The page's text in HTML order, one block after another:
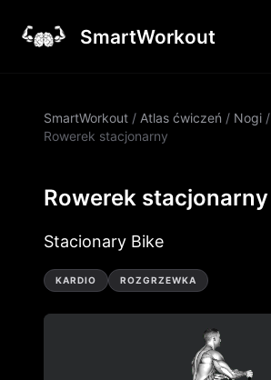
SmartWorkout
SmartWorkout / Atlas ćwiczeń / Nogi /
Rowerek stacjonarny
Rowerek stacjonarny
Stacionary Bike
KARDIO ROZGRZEWKA